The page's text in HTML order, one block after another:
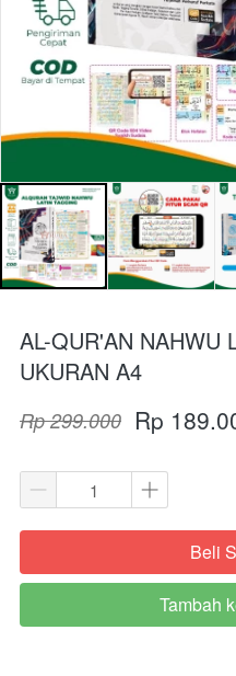
AL-QUR'AN NAHWU
UKURAN A4
Rp 299.000 Rp
`Beli
`
Tambah